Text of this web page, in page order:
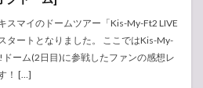
マイのドームツアー「Kis-My-Ft2 LIVE
タートとなりました。 ここではKis-My-
ーム(2日目)に参戦したファンの感想レ
！ […]